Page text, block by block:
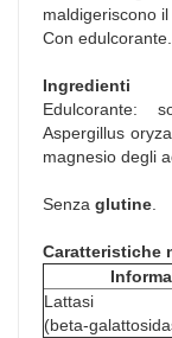
maldigeriscono il
Con edulcorante.
Ingredienti
Edulcorante:
Aspergillus
magnesio degli
Senza glutine
Caratteristiche
Lattasi
(beta-